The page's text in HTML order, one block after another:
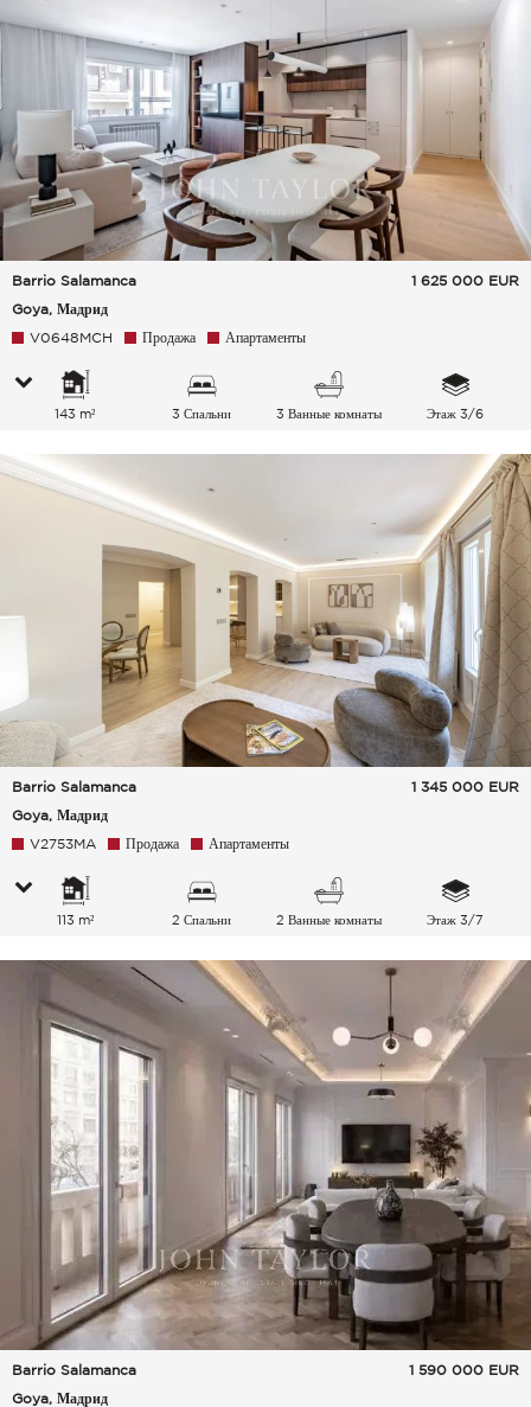
Barrio Salamanca
Goya, Мадрид
1 625 000 EUR
V0648MCH Продажа Апартаменты
143 m² 3 Спальни 3 Ванные комнаты Этаж 3/6
Barrio Salamanca
Goya, Мадрид
1 345 000 EUR
V2753MA Продажа Апартаменты
113 m² 2 Спальни 2 Ванные комнаты Этаж 3/7
Barrio Salamanca
Goya, Мадрид
1 590 000 EUR